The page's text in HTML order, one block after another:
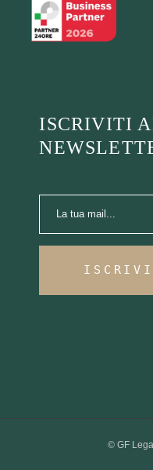
ISCRIVITI
© GF